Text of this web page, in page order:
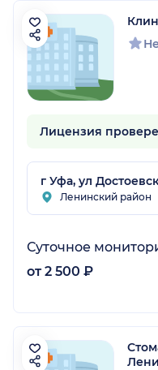
Лицензия
г Уфа, ул
Ленинский район
Суточное
от 2 500 ₽